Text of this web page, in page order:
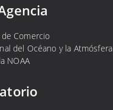
Comercio
del Océano y la Atmósfera
NOAA